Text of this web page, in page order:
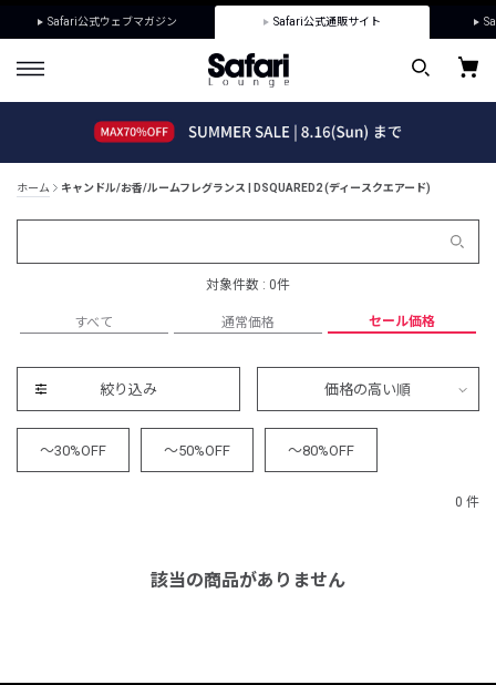
Safari公式ウェブマガジン Safari公式通販サイト
ホーム キャンドル/お香/ルームフレグランス | DSQUARED2 (ディースクエアード)
対象件数 : 0件
すべて 通常価格 セール価格
絞り込み 価格の高い順
～30%OFF ～50%OFF ～80%OFF
0 件
該当の商品がありません